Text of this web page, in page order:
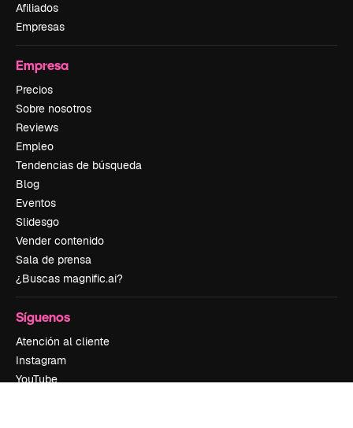
Afiliados
Empresas
Empresa
Precios
Sobre nosotros
Reviews
Empleo
Tendencias de búsqueda
Blog
Eventos
Slidesgo
Vender contenido
Sala de prensa
¿Buscas magnific.ai?
Síguenos
Atención al cliente
Instagram
YouTube